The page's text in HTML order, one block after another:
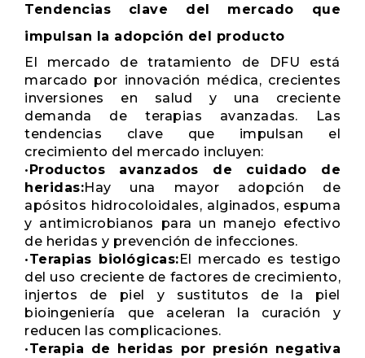
Tendencias clave del mercado que
impulsan la adopción del producto
El mercado de tratamiento de DFU está
marcado por innovación médica, crecientes
inversiones en salud y una creciente
demanda de terapias avanzadas. Las
tendencias clave que impulsan el
crecimiento del mercado incluyen:
•Productos avanzados de cuidado de
heridas:Hay una mayor adopción de
apósitos hidrocoloidales, alginados, espuma
y antimicrobianos para un manejo efectivo
de heridas y prevención de infecciones.
•Terapias biológicas:El mercado es testigo
del uso creciente de factores de crecimiento,
injertos de piel y sustitutos de la piel
bioingeniería que aceleran la curación y
reducen las complicaciones.
•Terapia de heridas por presión negativa